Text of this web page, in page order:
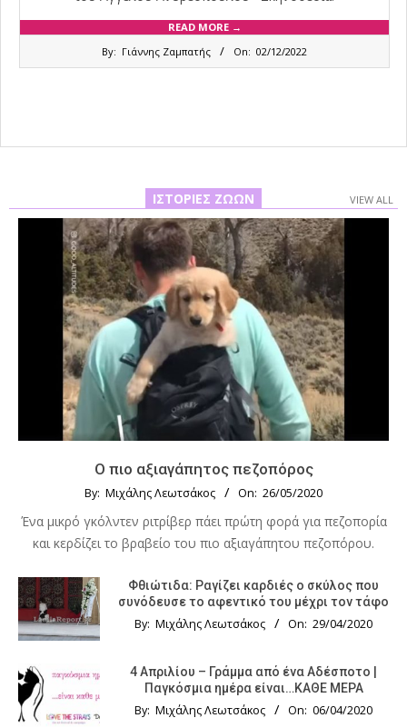
READ MORE →
By: Γιάννης Ζαμπατής On: 02/12/2022
ΙΣΤΟΡΊΕΣ ΖΏΩΝ VIEW ALL
Ο πιο αξιαγάπητος πεζοπόρος
By: Μιχάλης Λεωτσάκος On: 26/05/2020
Ένα μικρό γκόλντεν ριτρίβερ πάει πρώτη φορά για πεζοπορία
και κερδίζει το βραβείο του πιο αξιαγάπητου πεζοπόρου.
Φθιώτιδα: Ραγίζει καρδιές ο σκύλος που
συνόδευσε το αφεντικό του μέχρι τον τάφο
By: Μιχάλης Λεωτσάκος On: 29/04/2020
4 Απριλίου – Γράμμα από ένα Αδέσποτο |
Παγκόσμια ημέρα είναι…ΚΑΘΕ ΜΕΡΑ
By: Μιχάλης Λεωτσάκος On: 06/04/2020